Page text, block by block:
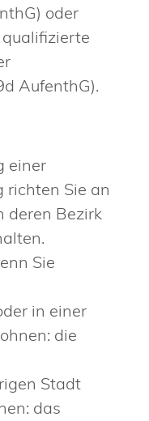
oder
AufenthG).
einer
richten Sie an
deren Bezirk
Sie
in einer
die
Stadt
das